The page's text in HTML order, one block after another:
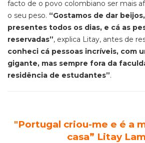
facto de o povo colombiano ser mais
o seu peso. “Gostamos de dar
presentes todos os dias, e cá as
reservadas”, explica Litay, antes de
conheci cá pessoas incríveis, com
gigante, mas sempre fora da
residência de estudantes”.
"Portugal criou-me e é a
casa” Litay